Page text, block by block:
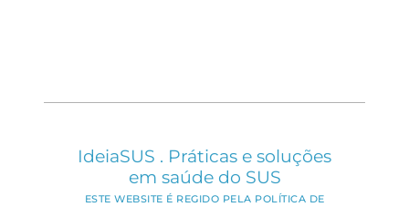
IdeiaSUS . Práticas e soluções
em saúde do SUS
ESTE WEBSITE É REGIDO PELA POLÍTICA DE